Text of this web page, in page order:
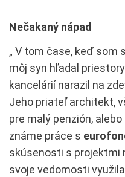
Nečakaný nápad
„ V tom čase, keď som
môj syn hľadal
kancelárií narazil na
Jeho priateľ architekt,
pre malý penzión,
známe práce s
skúsenosti s projektmi
svoje vedomosti